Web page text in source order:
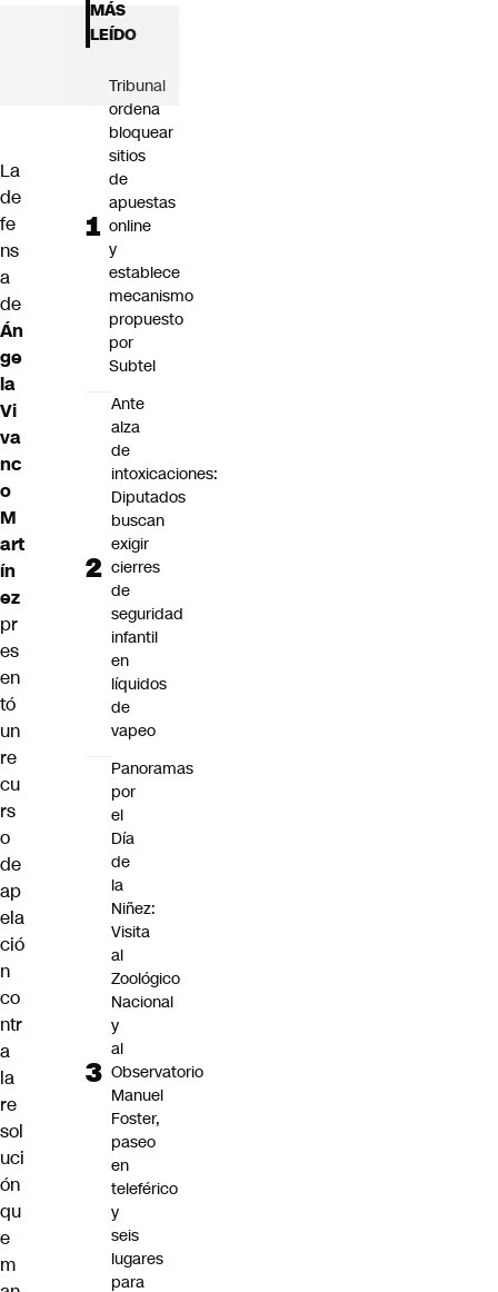
La
de
fe
ns
a
de
Án
ge
la
Vi
va
nc
o
M
art
ín
ez
pr
es
en
tó
un
re
cu
rs
o
de
ap
ela
ció
n
co
ntr
a
la
re
sol
uci
ón
qu
e
m
MÁS
LEÍDO
Tribunal
ordena
bloquear
sitios
de
apuestas
online
y
establece
mecanismo
propuesto
por
Subtel
Ante
alza
de
intoxicaciones:
Diputados
buscan
exigir
cierres
de
seguridad
infantil
en
líquidos
de
vapeo
Panoramas
por
el
Día
de
la
Niñez:
Visita
al
Zoológico
Nacional
y
al
Observatorio
Manuel
Foster,
paseo
en
teleférico
y
seis
lugares
para